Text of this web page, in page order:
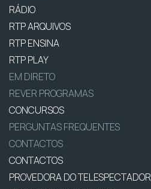
RÁDIO
RTP ARQUIVOS
RTP ENSINA
RTP PLAY
EM DIRETO
REVER PROGRAMAS
CONCURSOS
PERGUNTAS FREQUENTES
CONTACTOS
CONTACTOS
PROVEDORA DO TELESPECTADOR